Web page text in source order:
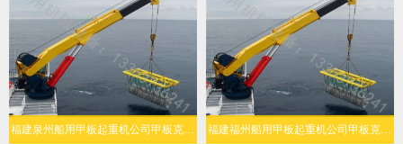
福建泉州船用甲板起重机公司甲板克令吊安全性高 福建福州船用甲板起重机公司甲板克令吊工作效率高